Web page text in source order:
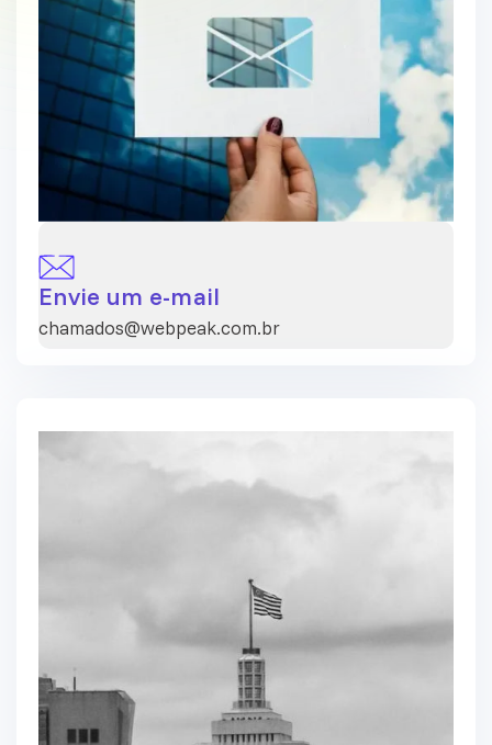
Envie um e-mail
chamados@webpeak.com.br